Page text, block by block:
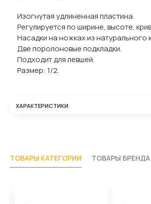
Изогнутая удлиненная пластина.
Регулируется по ширине, высоте,
Насадки на ножках из натурального
Две поролоновые подкладки.
Подходит для левшей.
Размер: 1/2.
ХАРАКТЕРИСТИКИ
ТОВАРЫ КАТЕГОРИИ ТОВАРЫ БРЕНДА